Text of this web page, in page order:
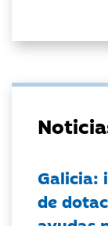
Galicia:
de